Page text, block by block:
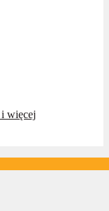
więcej